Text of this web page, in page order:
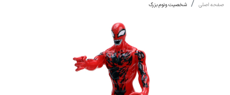
صفحه اصلی شخصیت ونوم بزرگ